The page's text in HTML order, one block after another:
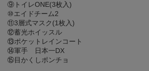
⑨トイレONE(3枚入)
⑩エイドチーム2
⑪3層式マスク(1枚入)
⑫蓄光ホイッスル
⑬ポケットレインコート
⑭軍手 日本一DX
⑮目かくしポンチョ